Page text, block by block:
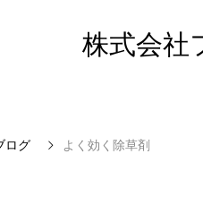
株式会社
ログ よく効く除草剤